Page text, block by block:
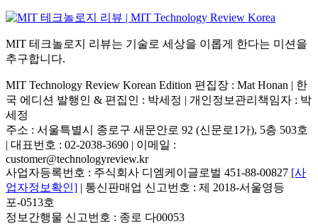
MIT 테크놀로지 리뷰는 기술로 세상을 이롭게 한다는 미션을
추구합니다.
MIT Technology Review Korean Edition 편집장 : Mat Honan | 한
국 에디션 발행인 & 편집인 : 박세정 | 개인정보관리책임자 : 박
세정
주소 : 서울특별시 종로구 새문안로 92 (신문로1가), 5층 503호
| 대표번호 : 02-2038-3690 | 이메일 :
customer@technologyreview.kr
사업자등록번호 : 주식회사 디엠케이글로벌 451-88-00827 [사
업자정보확인] | 통신판매업 신고번호 : 제 2018-서울영등
포-0513호
정보간행물 신고번호 : 종로 다00053